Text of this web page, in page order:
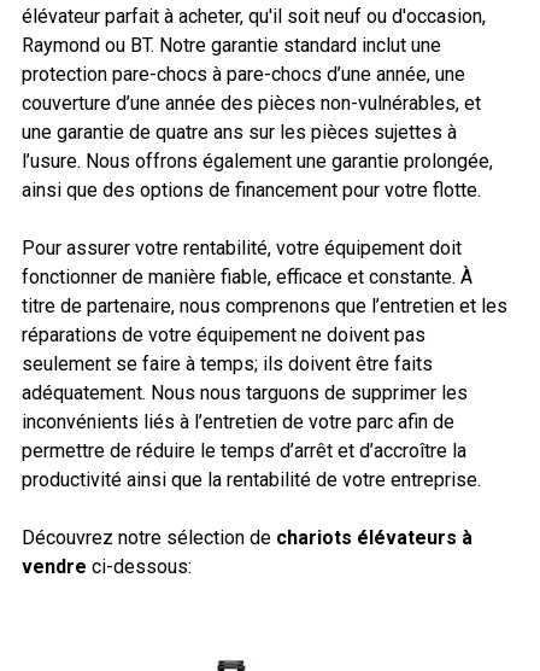
élévateur parfait à acheter, qu'il soit neuf ou d'occasion,
Raymond ou BT. Notre garantie standard inclut une
protection pare-chocs à pare-chocs d’une année, une
couverture d’une année des pièces non-vulnérables, et
une garantie de quatre ans sur les pièces sujettes à
l’usure. Nous offrons également une garantie prolongée,
ainsi que des options de financement pour votre flotte.
Pour assurer votre rentabilité, votre équipement doit
fonctionner de manière fiable, efficace et constante. À
titre de partenaire, nous comprenons que l’entretien et les
réparations de votre équipement ne doivent pas
seulement se faire à temps; ils doivent être faits
adéquatement. Nous nous targuons de supprimer les
inconvénients liés à l’entretien de votre parc afin de
permettre de réduire le temps d’arrêt et d’accroître la
productivité ainsi que la rentabilité de votre entreprise.
Découvrez notre sélection de chariots élévateurs à
vendre ci-dessous: